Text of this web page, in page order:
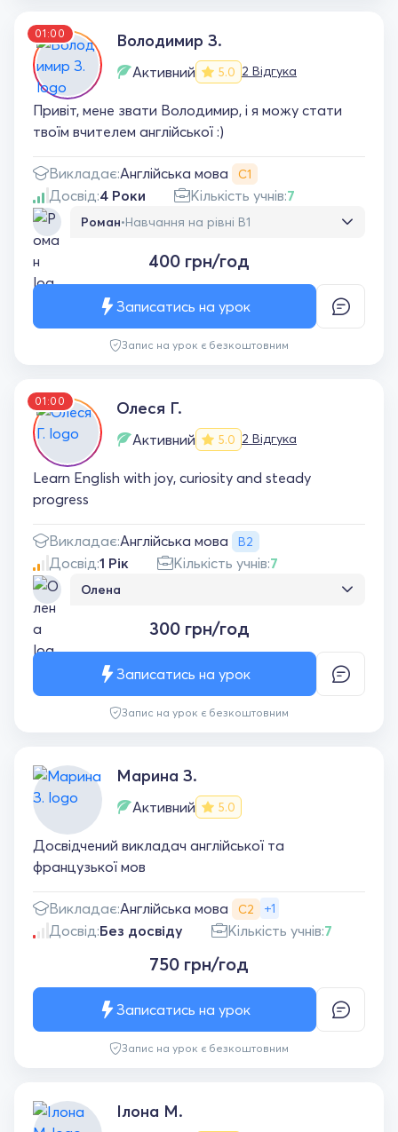
рекомендую.
01:00 Володимир З.
Активний 5.0 2 Відгука
Привіт, мене звати Володимир, і я можу стати
твоїм вчителем англійської :)
Викладає:Англійська мова С1
Досвід:4 Роки Кількість учнів:7
Роман•Навчання на рівні B1
навички комунікації, викладання та
суттєво покращилась за декілька місяців
активного навчанння. Рекомендую!
400 грн/год
Запис на урок є безкоштовним
Записатись на урок
01:00 Олеся Г.
Активний 5.0 2 Відгука
Learn English with joy, curiosity and steady
progress
Викладає:Англійська мова B2
Досвід:1 Рік Кількість учнів:7
Олена
займається із задоволенням ! Підвищили та
300 грн/год
Запис на урок є безкоштовним
Записатись на урок
Марина З.
Активний 5.0
Досвідчений викладач англійської та
французької мов
Викладає:Англійська мова С2 +1
Досвід:Без досвіду Кількість учнів:7
750 грн/год
Запис на урок є безкоштовним
Записатись на урок
Ілона М.